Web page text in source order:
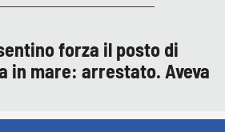
forza il posto di
in mare: arrestato. Aveva